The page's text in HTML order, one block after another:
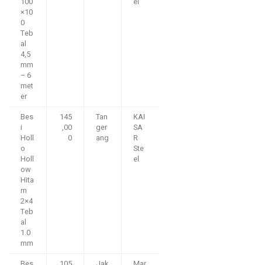
×10
0
Teb
al
4,5
mm
– 6
met
er
Bes
i
Holl
o
Holl
ow
Hita
m
2×4
Teb
al
1.0
mm
145
,00
0
Tan
ger
ang
KAI
SA
R
Ste
el